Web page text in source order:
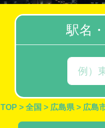
駅名
TOP > 全国 > 広島県 > 広島